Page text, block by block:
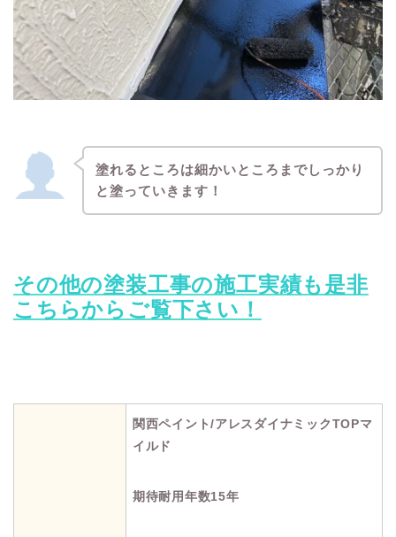
塗れるところは細かいところまでしっかり
と塗っていきます！
その他の塗装工事の施工実績も是非
こちらからご覧下さい！
関西ペイント/アレスダイナミックTOPマ
イルド
期待耐用年数15年